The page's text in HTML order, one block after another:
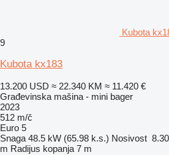
Kubota
9
Kubota kx183
13.200 USD ≈ 22.340 KM ≈ 11.420 €
Građevinska mašina - mini bager
2023
512 m/č
Euro 5
Snaga 48.5 kW (65.98 k.s.) Nosivost
m Radijus kopanja 7 m